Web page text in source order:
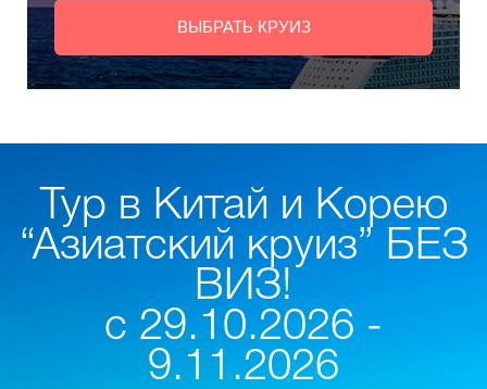
ВЫБРАТЬ КРУИЗ
Тур в Китай и Корею
“Азиатский круиз” БЕЗ
ВИЗ!
с 29.10.2026 -
9.11.2026